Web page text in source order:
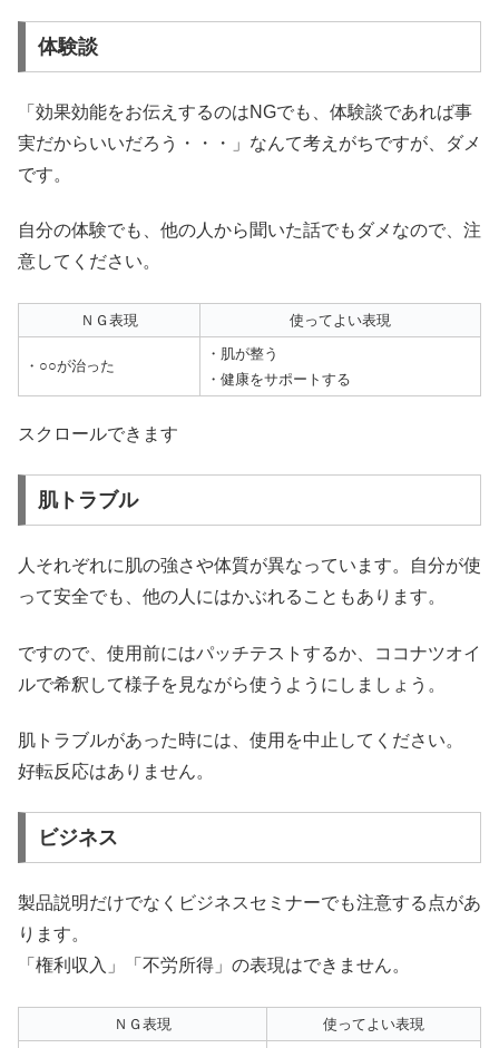
体験談
「効果効能をお伝えするのはNGでも、体験談であれば事
実だからいいだろう・・・」なんて考えがちですが、ダメ
です。
自分の体験でも、他の人から聞いた話でもダメなので、注
意してください。
ＮＧ表現 使ってよい表現
・○○が治った
・肌が整う
・健康をサポートする
スクロールできます
肌トラブル
人それぞれに肌の強さや体質が異なっています。自分が使
って安全でも、他の人にはかぶれることもあります。
ですので、使用前にはパッチテストするか、ココナツオイ
ルで希釈して様子を見ながら使うようにしましょう。
肌トラブルがあった時には、使用を中止してください。
好転反応はありません。
ビジネス
製品説明だけでなくビジネスセミナーでも注意する点があ
ります。
「権利収入」「不労所得」の表現はできません。
ＮＧ表現 使ってよい表現